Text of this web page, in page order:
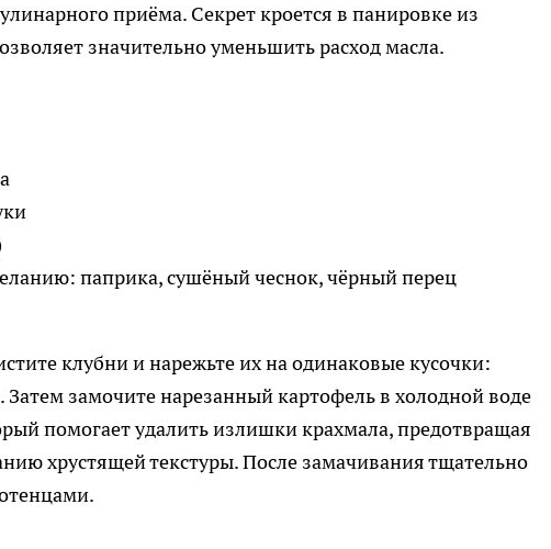
приёма. Секрет кроется в панировке из
значительно уменьшить расход масла.
паприка, сушёный чеснок, чёрный перец
клубни и нарежьте их на одинаковые кусочки:
замочите нарезанный картофель в холодной воде
помогает удалить излишки крахмала, предотвращая
хрустящей текстуры. После замачивания тщательно